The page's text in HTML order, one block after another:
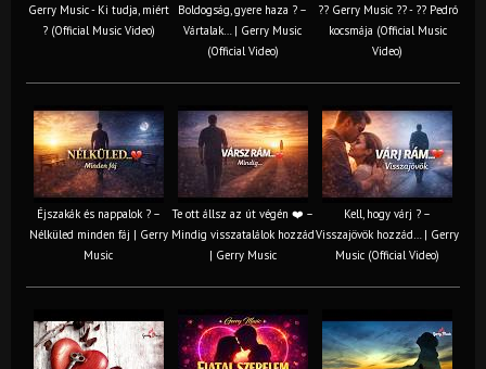
Gerry Music - Ki tudja, miért
? (Official Music Video)
Boldogság, gyere haza ? –
Vártalak… | Gerry Music
(Official Video)
?? Gerry Music ?? - ?? Pedró
kocsmája (Official Music
Video)
Éjszakák és nappalok ? –
Nélküled minden fáj | Gerry
Music
Te ott állsz az út végén ❤️ –
Mindig visszatalálok hozzád
| Gerry Music
Kell, hogy várj ? –
Visszajövök hozzád… | Gerry
Music (Official Video)